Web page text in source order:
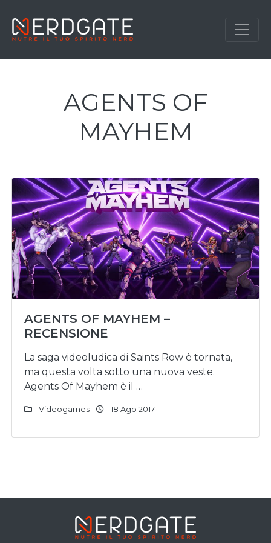
AGENTS OF
MAYHEM
AGENTS OF MAYHEM –
RECENSIONE
La saga videoludica di Saints Row è tornata,
ma questa volta sotto una nuova veste.
Agents Of Mayhem è il …
Videogames 18 Ago 2017